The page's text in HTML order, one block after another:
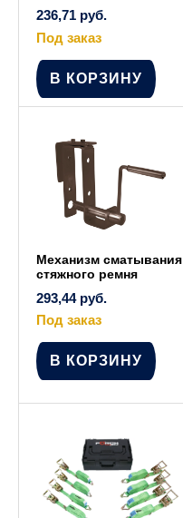
236,71 руб.
Под заказ
В КОРЗИНУ
Механизм сматывания
стяжного ремня
293,44 руб.
Под заказ
В КОРЗИНУ